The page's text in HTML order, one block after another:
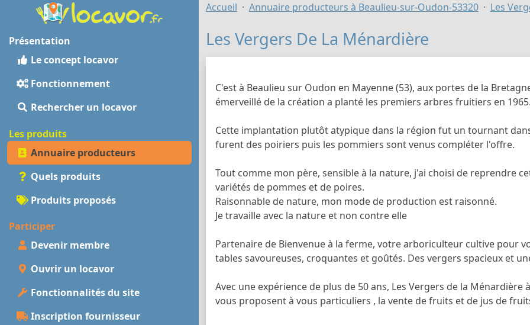
Présentation
Le concept locavor
Fonctionnement
Rechercher un locavor
Les produits
Annuaire producteurs
Quels produits
Produits proposés
Participer
Devenir membre
Ouvrir un locavor
Fonctionnalités du site
Inscription fournisseur
Accueil Annuaire producteurs à Beaulieu-sur-Oudon-53320 Les
Les Vergers De La Ménardière
C'est à Beaulieu sur Oudon en Mayenne (53), aux portes de la
émerveillé de la création a planté les premiers arbres fruitiers en
Cette implantation plutôt atypique dans la région fut un tournant
furent des poiriers puis les pommiers sont venus compléter l'offre.
Tout comme mon père, sensible à la nature, j'ai choisi de reprendre
variétés de pommes et de poires.
Raisonnable de nature, mon mode de production est raisonné.
Je travaille avec la nature et non contre elle
Partenaire de Bienvenue à la ferme, votre arboriculteur cultive pour
tables savoureuses, croquantes et goûtés. Des vergers spacieux et
Avec une expérience de plus de 50 ans, Les Vergers de la
vous proposent à vous particuliers , la vente de fruits et de jus de